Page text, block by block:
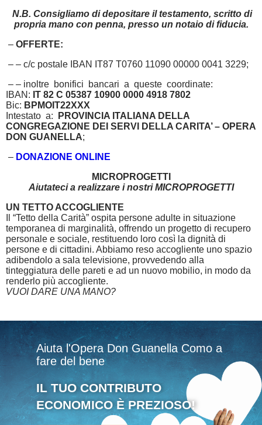
N.B. Consigliamo di depositare il testamento, scritto di
propria mano con penna, presso un notaio di fiducia.
– OFFERTE:
– – c/c postale IBAN IT87 T0760 11090 00000 0041 3229;
– – inoltre bonifici bancari a queste coordinate:
IBAN: IT 82 C 05387 10900 0000 4918 7802
Bic: BPMOIT22XXX
Intestato a:
PROVINCIA ITALIANA DELLA
CONGREGAZIONE DEI SERVI DELLA CARITA’ – OPERA
DON GUANELLA;
– DONAZIONE ONLINE
MICROPROGETTI
Aiutateci a realizzare i nostri MICROPROGETTI
UN TETTO ACCOGLIENTE
Il “Tetto della Carità” ospita persone adulte in situazione
temporanea di marginalità, offrendo un progetto di recupero
personale e sociale, restituendo loro così la dignità di
persone e di cittadini. Abbiamo reso accogliente uno spazio
adibendolo a sala televisione, provvedendo alla
tinteggiatura delle pareti e ad un nuovo mobilio, in modo da
renderlo più accogliente.
VUOI DARE UNA MANO?
Aiuta l'Opera Don Guanella Como a
fare del bene
IL TUO CONTRIBUTO
ECONOMICO È PREZIOSO!